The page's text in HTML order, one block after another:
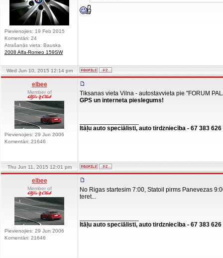
Pievienojies: 19 Feb 2015
Komentāri: 24
Atrašanās vieta: Bauska
2008 Alfa-Romeo 159SW
Wed Jun 10, 2015 12:14 pm
elbee
Member of
Pievienojies: 29 Jun 2006
Komentāri: 21646
Tiksanas vieta Vilna - autostavvieta pie "FORUM
GPS un interneta pieslegums!
Itāļu auto speciālisti, auto tirdzniecība - 67 383 626
Thu Jun 11, 2015 12:01 pm
elbee
Member of
Pievienojies: 29 Jun 2006
Komentāri: 21646
No Rigas startesim 7:00, Statoil pirms Panevezas
teret...
Itāļu auto speciālisti, auto tirdzniecība - 67 383 626